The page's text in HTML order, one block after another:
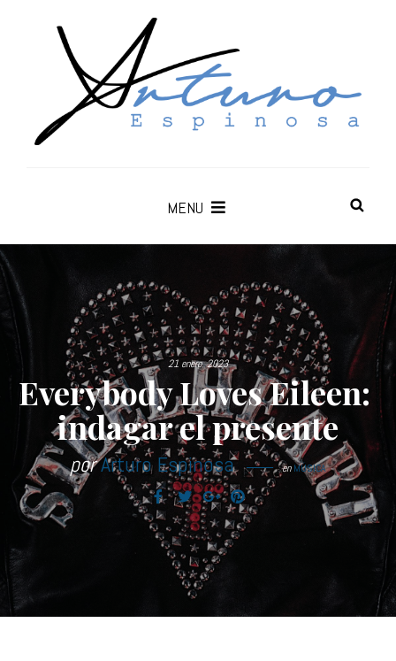
MENU
21 enero, 2023
Everybody Loves Eileen:
indagar el presente
porArturo Espinosa enMÚSICA